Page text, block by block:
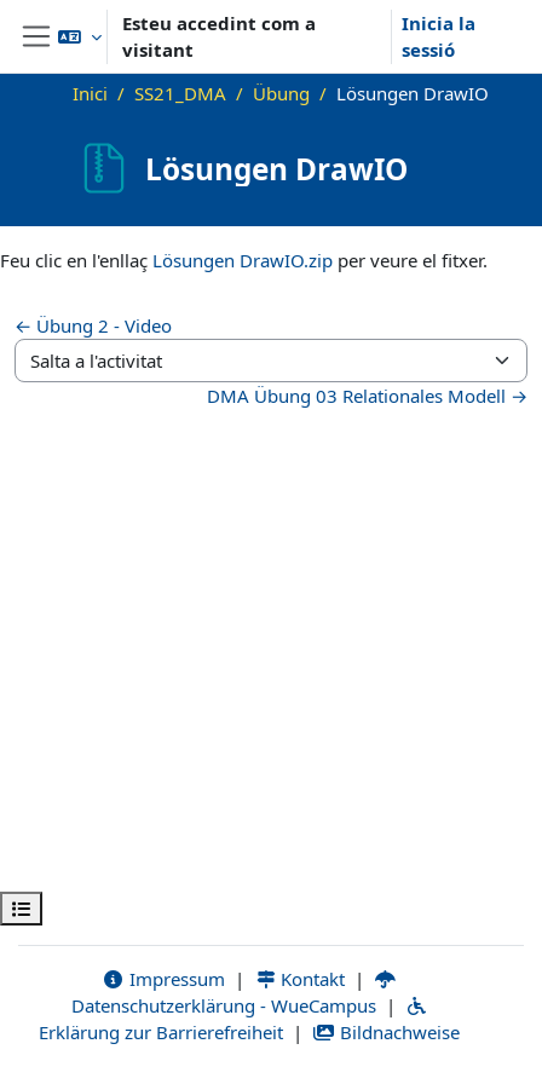
Ves al contingut principal
Panell lateral
Esteu accedint com a
visitant
Inicia la
sessió
Obre l'índex del curs
Inici SS21_DMA Übung Lösungen DrawIO
Lösungen DrawIO
Feu clic en l'enllaç Lösungen DrawIO.zip per veure el fitxer.
← Übung 2 - Video
Salta a l'activitat
DMA Übung 03 Relationales Modell →
Impressum | Kontakt |
Datenschutzerklärung - WueCampus |
Erklärung zur Barrierefreiheit | Bildnachweise